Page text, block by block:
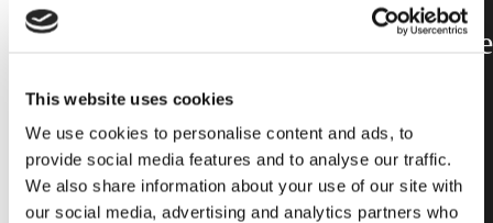
This website uses cookies
We use cookies to personalise content and ads, to
provide social media features and to analyse our traffic.
We also share information about your use of our site with
our social media, advertising and analytics partners who
rendimiento de
combinan
funcionalidad
y diseño.